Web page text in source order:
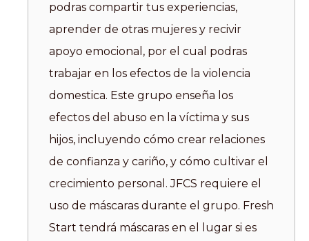
podras compartir tus experiencias,
aprender de otras mujeres y recivir
apoyo emocional, por el cual podras
trabajar en los efectos de la violencia
domestica. Este grupo enseña los
efectos del abuso en la víctima y sus
hijos, incluyendo cómo crear relaciones
de confianza y cariño, y cómo cultivar el
crecimiento personal. JFCS requiere el
uso de máscaras durante el grupo. Fresh
Start tendrá máscaras en el lugar si es